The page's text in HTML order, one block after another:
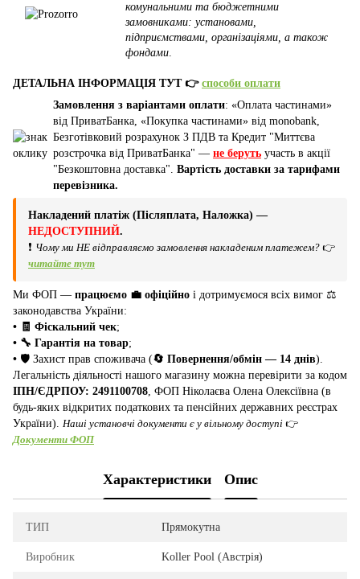
комунальними та бюджетними
замовниками: установами,
підприємствами, організаціями, а також
фондами
ДЕТАЛЬНА ІНФОРМАЦІЯ ТУТ 👉 способи оплати
Замовлення з варіантами оплати: «Оплата частинами»
від ПриватБанка, «Покупка частинами» від monobank,
Безготівковий розрахунок З ПДВ та Кредит "Миттєва
розстрочка від ПриватБанка" — не беруть участь в акції
"Безкоштовна доставка". Вартість доставки за тарифами
перевізника.
Накладений платіж (Післяплата, Наложка) —
НЕДОСТУПНИЙ.
❗ Чому ми НЕ відправляємо замовлення накладеним платежем? 👉
читайте тут
Ми ФОП — працюємо 💼 офіційно і дотримуємося всіх вимог ⚖️
законодавства України:
• 🧾 Фіскальний чек;
• 🔧 Гарантія на товар;
• 🛡️ Захист прав споживача (🔄 Повернення/обмін — 14 днів).
Легальність діяльності нашого магазину можна перевірити за кодом
ІПН/ЄДРПОУ: 2491100708 , ФОП Ніколаєва Олена Олексіївна (в
будь-яких відкритих податкових та пенсійних державних реєстрах
України). Наші установчі документи є у вільному доступі 👉
Документи ФОП
Характеристики Опис
ТИП Прямокутна
Виробник Koller Pool (Австрія)